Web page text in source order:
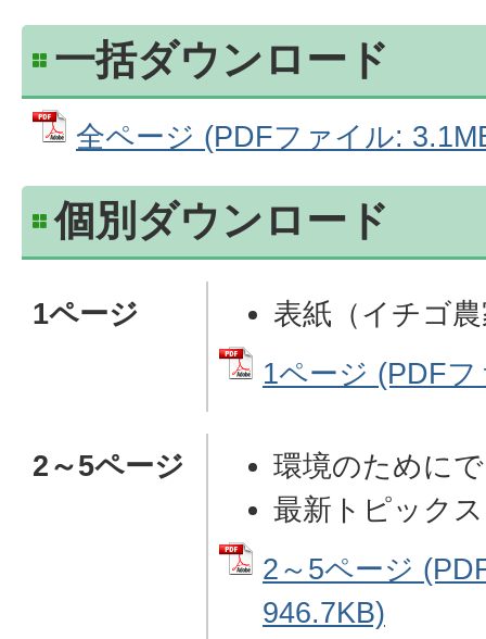
一括ダウンロード
全ページ (PDFファイル:
個別ダウンロード
1ページ
表紙（イチゴ
1ページ (PDF
2～5ページ
環境のために
最新トピックス
2～5ページ
946.7KB)